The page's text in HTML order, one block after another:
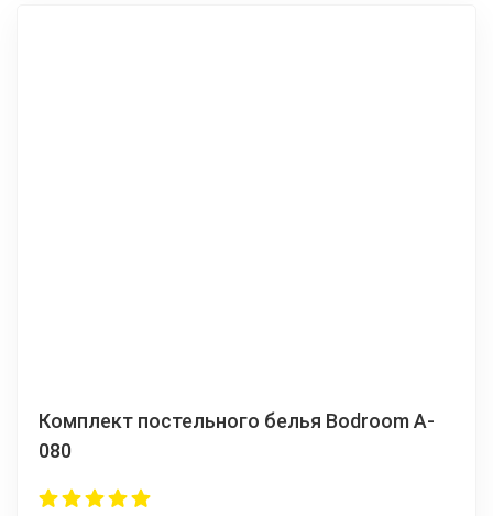
Комплект постельного белья Bodroom A-
080